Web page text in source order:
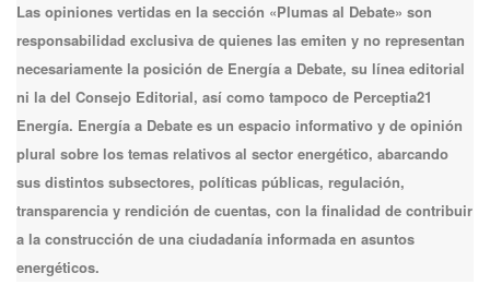
Las opiniones vertidas en la sección «Plumas al Debate» son
responsabilidad exclusiva de quienes las emiten y no representan
necesariamente la posición de Energía a Debate, su línea editorial
ni la del Consejo Editorial, así como tampoco de Perceptia21
Energía. Energía a Debate es un espacio informativo y de opinión
plural sobre los temas relativos al sector energético, abarcando
sus distintos subsectores, políticas públicas, regulación,
transparencia y rendición de cuentas, con la finalidad de contribuir
a la construcción de una ciudadanía informada en asuntos
energéticos.